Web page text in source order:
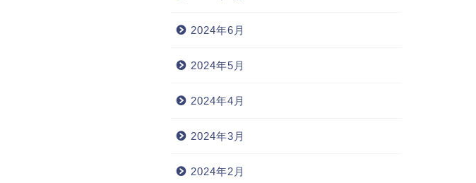
2024年6月
2024年5月
2024年4月
2024年3月
2024年2月